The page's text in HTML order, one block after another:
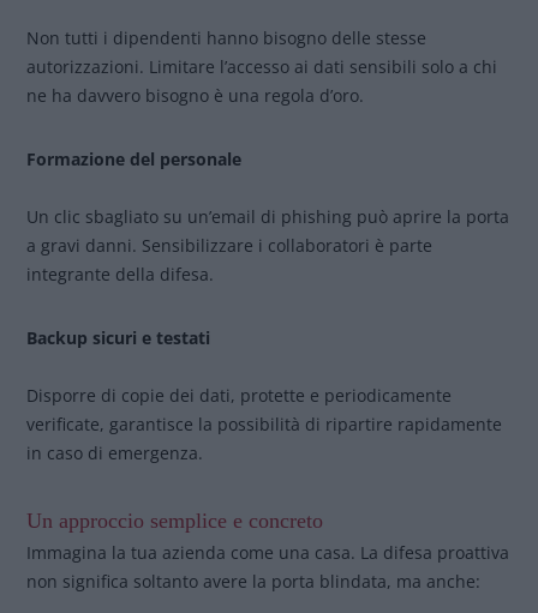
Non tutti i dipendenti hanno bisogno delle stesse
autorizzazioni. Limitare l’accesso ai dati sensibili solo a chi
ne ha davvero bisogno è una regola d’oro.
Formazione del personale
Un clic sbagliato su un’email di phishing può aprire la porta
a gravi danni. Sensibilizzare i collaboratori è parte
integrante della difesa.
Backup sicuri e testati
Disporre di copie dei dati, protette e periodicamente
verificate, garantisce la possibilità di ripartire rapidamente
in caso di emergenza.
Un approccio semplice e concreto
Immagina la tua azienda come una casa. La difesa proattiva
non significa soltanto avere la porta blindata, ma anche: